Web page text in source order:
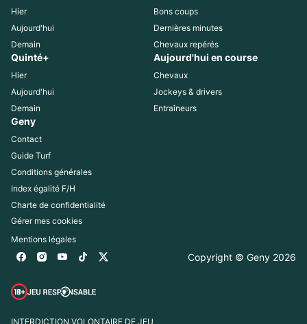
Hier
Aujourd'hui
Demain
Bons coups
Dernières minutes
Chevaux repérés
Quinté+
Hier
Aujourd'hui
Demain
Aujourd'hui en course
Chevaux
Jockeys & drivers
Entraîneurs
Geny
Contact
Guide Turf
Conditions générales
Index égalité F/H
Charte de confidentialité
Gérer mes cookies
Mentions légales
Copyright © Geny 2026
INTERDICTION VOLONTAIRE DE JEU